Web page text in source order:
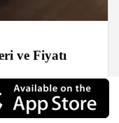
ve Fiyatı